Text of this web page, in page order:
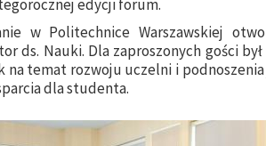
edycji forum.
w Politechnice Warszawskiej
ds. Nauki. Dla zaproszonych gości
na temat rozwoju uczelni i
dla studenta.